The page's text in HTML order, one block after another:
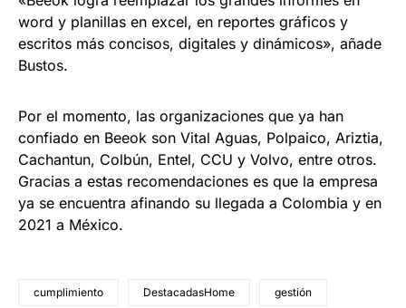
word y planillas en excel, en reportes gráficos y
escritos más concisos, digitales y dinámicos», añade
Bustos.
Por el momento, las organizaciones que ya han
confiado en Beeok son Vital Aguas, Polpaico, Ariztia,
Cachantun, Colbún, Entel, CCU y Volvo, entre otros.
Gracias a estas recomendaciones es que la empresa
ya se encuentra afinando su llegada a Colombia y en
2021 a México.
cumplimiento DestacadasHome gestión